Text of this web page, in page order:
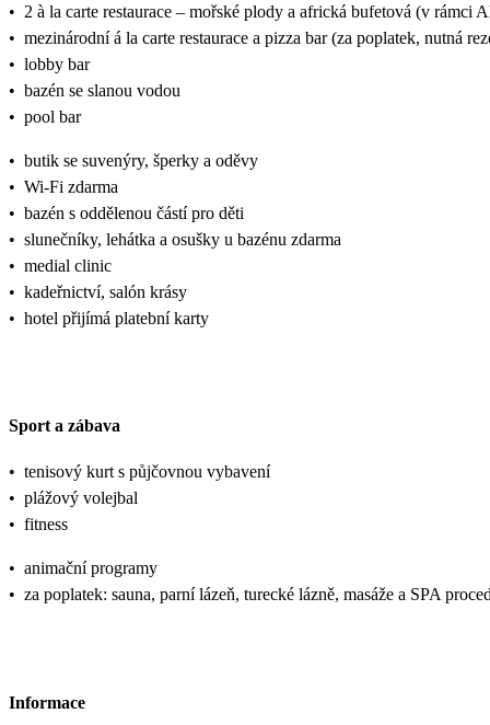
• 2 à la carte restaurace – mořské plody a africká bufetová (v rámci
• mezinárodní á la carte restaurace a pizza bar (za poplatek, nutná
• lobby bar
• bazén se slanou vodou
• pool bar
• butik se suvenýry, šperky a oděvy
• Wi-Fi zdarma
• bazén s oddělenou částí pro děti
• slunečníky, lehátka a osušky u bazénu zdarma
• medial clinic
• kadeřnictví, salón krásy
• hotel přijímá platební karty
Sport a zábava
• tenisový kurt s půjčovnou vybavení
• plážový volejbal
• fitness
• animační programy
• za poplatek: sauna, parní lázeň, turecké lázně, masáže a SPA
Informace